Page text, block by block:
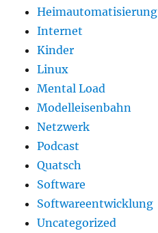
Heimautomatisierung
Internet
Kinder
Linux
Mental Load
Modelleisenbahn
Netzwerk
Podcast
Quatsch
Software
Softwareentwicklung
Uncategorized